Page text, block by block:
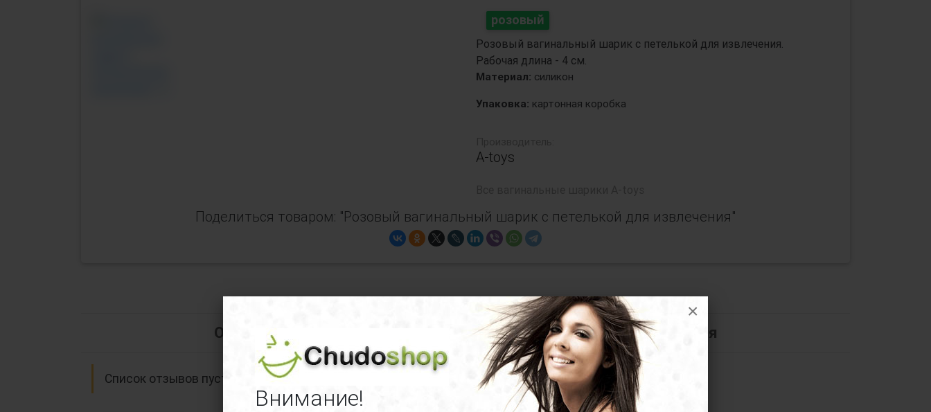
Внимание!
×
розовый
Розовый вагинальный шарик с петелькой для извлечения.
Рабочая длина - 4 см.
Материал: силикон
Упаковка: картонная коробка
A-toys
Поделиться товаром: "Розовый вагинальный шарик с петелькой для извлечения"
Отзывы о Розовый вагинальный шарик с петелькой для извлечения
Список отзывов пуст.